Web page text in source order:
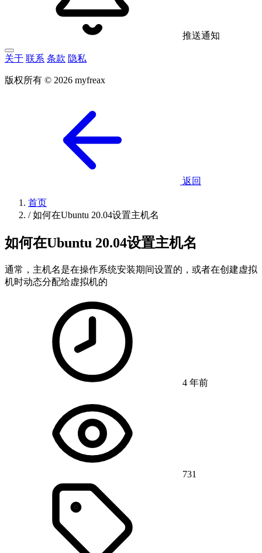
推送通知
关于 联系 条款 隐私
版权所有 © 2026 myfreax
返回
首页
/ 如何在Ubuntu 20.04设置主机名
如何在Ubuntu 20.04设置主机名
通常，主机名是在操作系统安装期间设置的，或者在创建虚拟
机时动态分配给虚拟机的
4 年前
731